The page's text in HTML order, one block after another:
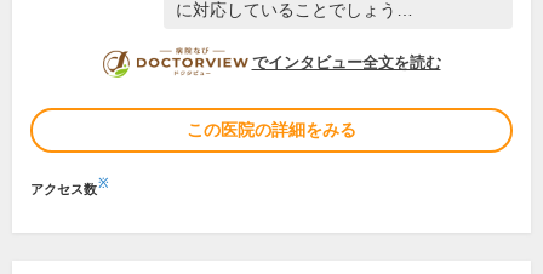
に対応していることでしょう…
DOCTORVIEW
でインタビュー全文を読む
この医院の詳細をみる
アクセス数※